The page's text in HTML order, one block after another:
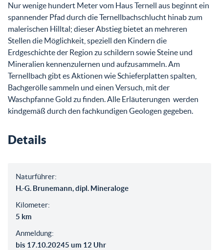
Nur wenige hundert Meter vom Haus Ternell aus beginnt ein
spannender Pfad durch die Ternellbachschlucht hinab zum
malerischen Hilltal; dieser Abstieg bietet an mehreren
Stellen die Möglichkeit, speziell den Kindern die
Erdgeschichte der Region zu schildern sowie Steine und
Mineralien kennenzulernen und aufzusammeln. Am
Ternellbach gibt es Aktionen wie Schieferplatten spalten,
Bachgerölle sammeln und einen Versuch, mit der
Waschpfanne Gold zu finden. Alle Erläuterungen werden
kindgemäß durch den fachkundigen Geologen gegeben.
Details
Naturführer:
H.-G. Brunemann, dipl. Mineraloge
Kilometer:
5 km
Anmeldung:
bis 17.10.20245 um 12 Uhr